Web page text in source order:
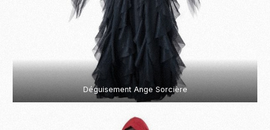
Déguisement Ange Sorcière